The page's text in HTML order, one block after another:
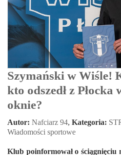
Szymański w Wiśle!
kto odszedł z Płocka
oknie?
Autor: Nafciarz 94, Kategoria:
Wiadomości sportowe
Klub poinformował o ściągnięciu